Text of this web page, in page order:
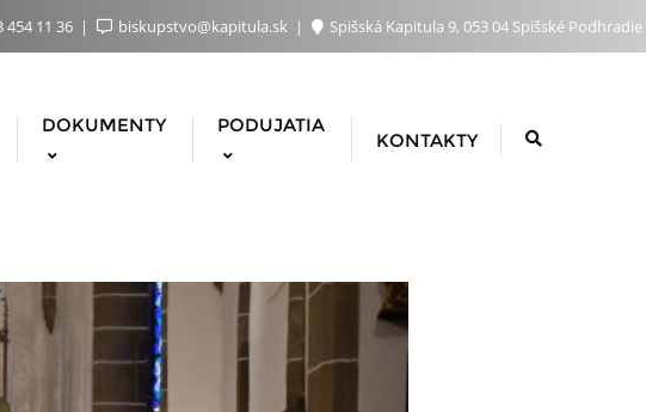
454 11 36 biskupstvo@kapitula.sk Spišská Kapitula 9, 053 04 Spišské Podhradie
DOKUMENTY PODUJATIA
KONTAKTY